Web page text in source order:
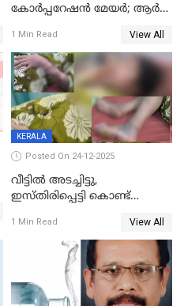
കോര്‍പ്പറേഷന്‍ മേയർ; ആര്‍
1 Min Read View All
KERALA
Posted On 24-12-2025
വീട്ടിൽ അടച്ചിട്ടു,
ഇസ്തിരിപ്പെട്ടി കൊണ്ട്
ഗർഭിണിയായ യുവതിക്ക് ക്രൂര
1 Min Read View All